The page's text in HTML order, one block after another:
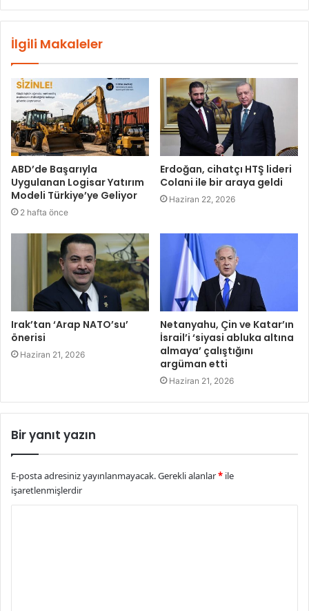
İlgili Makaleler
ABD’de Başarıyla
Uygulanan Logisar Yatırım
Modeli Türkiye’ye Geliyor
2 hafta önce
Erdoğan, cihatçı HTŞ lideri
Colani ile bir araya geldi
Haziran 22, 2026
Irak’tan ‘Arap NATO’su’
önerisi
Haziran 21, 2026
Netanyahu, Çin ve Katar’ın
İsrail’i ‘siyasi abluka altına
almaya’ çalıştığını
argüman etti
Haziran 21, 2026
Bir yanıt yazın
E-posta adresiniz yayınlanmayacak.Gerekli alanlar* ile
işaretlenmişlerdir